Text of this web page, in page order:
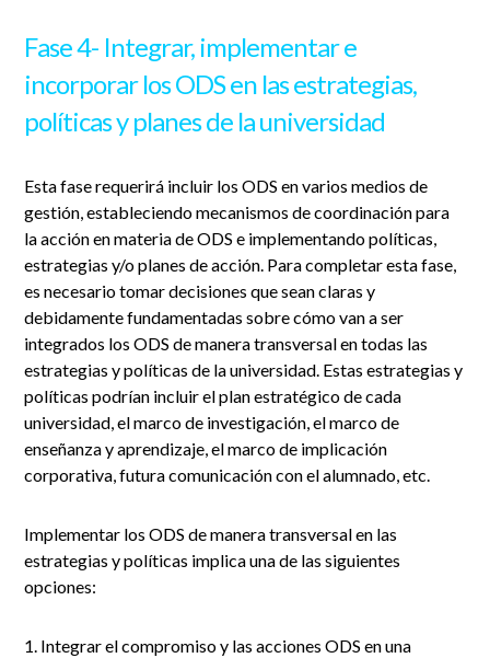
Fase 4- Integrar, implementar e
incorporar los ODS en las estrategias,
políticas y planes de la universidad
Esta fase requerirá incluir los ODS en varios medios de
gestión, estableciendo mecanismos de coordinación para
la acción en materia de ODS e implementando políticas,
estrategias y/o planes de acción. Para completar esta fase,
es necesario tomar decisiones que sean claras y
debidamente fundamentadas sobre cómo van a ser
integrados los ODS de manera transversal en todas las
estrategias y políticas de la universidad. Estas estrategias y
políticas podrían incluir el plan estratégico de cada
universidad, el marco de investigación, el marco de
enseñanza y aprendizaje, el marco de implicación
corporativa, futura comunicación con el alumnado, etc.
Implementar los ODS de manera transversal en las
estrategias y políticas implica una de las siguientes
opciones:
Integrar el compromiso y las acciones ODS en una